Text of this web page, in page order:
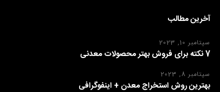
آخرین مطالب
سپتامبر 10, 2023
7 نکته برای فروش بهتر محصولات معدنی
سپتامبر 8, 2023
بهترین روش استخراج معدن + اینفوگرافی